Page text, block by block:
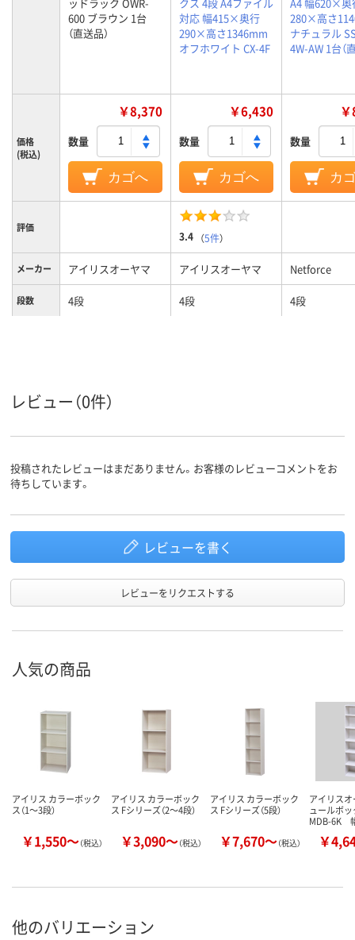
600 ブラウン 1台
（直送品）
対応 幅415×奥行
290×高さ1346mm
オフホワイト CX-4F
280×高さ
ナチュラル
4W-AW 1台（
価格
(税込)
￥8,370
数量
カゴへ
￥6,430
数量
カゴへ
数量
カ
評価
3.4 （5件）
メーカー アイリスオーヤマ アイリスオーヤマ Netforce
段数 4段 4段 4段
レビュー（0件）
投稿されたレビューはまだありません。お客様のレビューコメントをお
待ちしています。
レビューを書く
レビューをリクエストする
人気の商品
アイリス カラーボック
ス（1～3段）
￥1,550～（税込）
アイリス カラーボック
ス Fシリーズ（2～4段）
￥3,090～（税込）
アイリス カラーボック
ス Fシリーズ（5段）
￥7,670～（税込）
アイリス
ュールボ
MDB-6K
￥
他のバリエーション